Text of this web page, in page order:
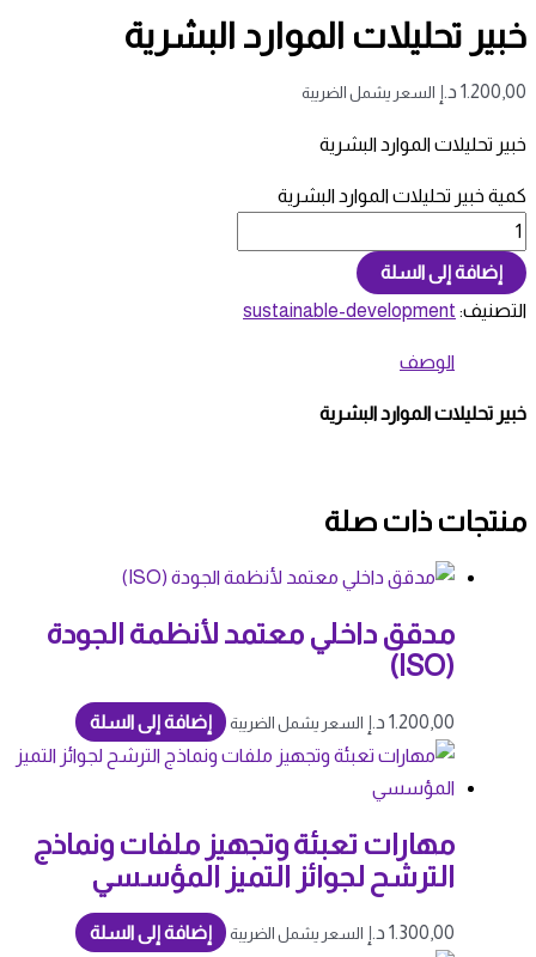
خبير تحليلات الموارد البشرية
1.200,00 د.إ السعر يشمل الضريبة
خبير تحليلات الموارد البشرية
كمية خبير تحليلات الموارد البشرية
إضافة إلى السلة
التصنيف: sustainable-development
الوصف
خبير تحليلات الموارد البشرية
منتجات ذات صلة
مدقق داخلي معتمد لأنظمة الجودة
(ISO)
1.200,00 د.إ السعر يشمل الضريبة إضافة إلى السلة
مهارات تعبئة وتجهيز ملفات ونماذج
الترشح لجوائز التميز المؤسسي
1.300,00 د.إ السعر يشمل الضريبة إضافة إلى السلة